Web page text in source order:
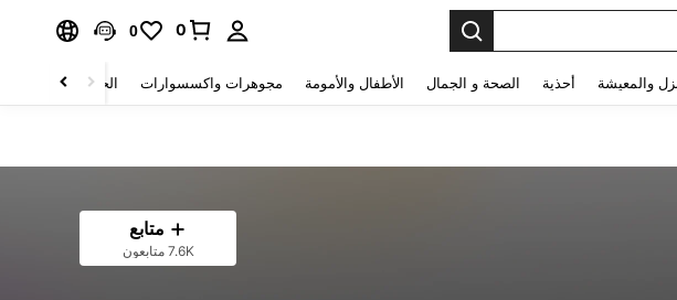
0
0
والمعيشة أحذية الصحة و الجمال الأطفال والأمومة مجوهرات واكسسوارات الحقائب والأمتعة
متابع
7.6K متابعون